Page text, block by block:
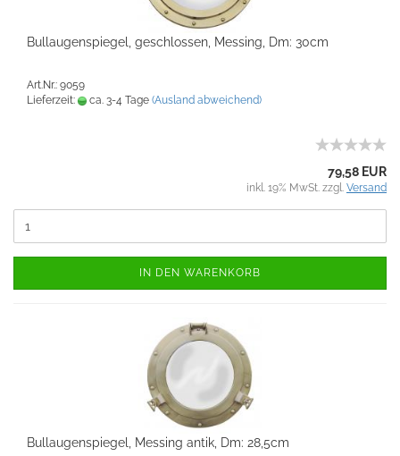
Bullaugenspiegel, geschlossen, Messing, Dm: 30cm
Art.Nr.: 9059
Lieferzeit:
ca. 3-4 Tage (Ausland abweichend)
79,58 EUR
inkl. 19% MwSt. zzgl. Versand
IN DEN WARENKORB
Bullaugenspiegel, Messing antik, Dm: 28,5cm